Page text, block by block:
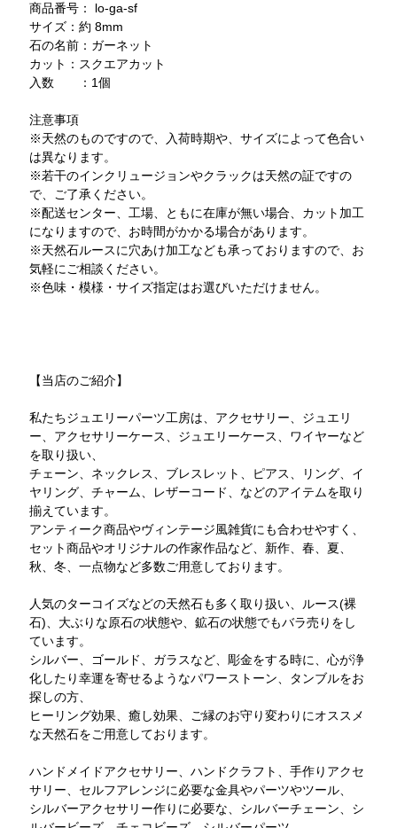
商品番号： lo-ga-sf
サイズ：約 8mm
石の名前：ガーネット
カット：スクエアカット
入数 ：1個
注意事項
※天然のものですので、入荷時期や、サイズによって色合い
は異なります。
※若干のインクリュージョンやクラックは天然の証ですの
で、ご了承ください。
※配送センター、工場、ともに在庫が無い場合、カット加工
になりますので、お時間がかかる場合があります。
※天然石ルースに穴あけ加工なども承っておりますので、お
気軽にご相談ください。
※色味・模様・サイズ指定はお選びいただけません。
【当店のご紹介】
私たちジュエリーパーツ工房は、アクセサリー、ジュエリ
ー、アクセサリーケース、ジュエリーケース、ワイヤーなど
を取り扱い、
チェーン、ネックレス、ブレスレット、ピアス、リング、イ
ヤリング、チャーム、レザーコード、などのアイテムを取り
揃えています。
アンティーク商品やヴィンテージ風雑貨にも合わせやすく、
セット商品やオリジナルの作家作品など、新作、春、夏、
秋、冬、一点物など多数ご用意しております。
人気のターコイズなどの天然石も多く取り扱い、ルース(裸
石)、大ぶりな原石の状態や、鉱石の状態でもバラ売りをし
ています。
シルバー、ゴールド、ガラスなど、彫金をする時に、心が浄
化したり幸運を寄せるようなパワーストーン、タンブルをお
探しの方、
ヒーリング効果、癒し効果、ご縁のお守り変わりにオススメ
な天然石をご用意しております。
ハンドメイドアクセサリー、ハンドクラフト、手作りアクセ
サリー、セルフアレンジに必要な金具やパーツやツール、
シルバーアクセサリー作りに必要な、シルバーチェーン、シ